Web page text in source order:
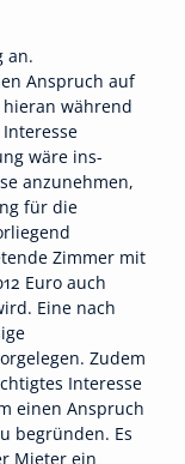
an.
Anspruch auf
während
wäre ins­
anzunehmen,
für die
Zimmer mit
Euro auch
Eine nach
Zudem
Interesse
einen Anspruch
begründen. Es
Mieter ein